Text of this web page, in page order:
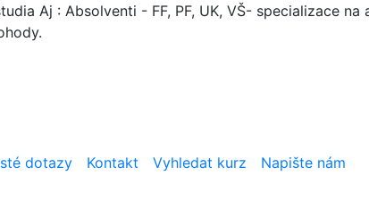
Aj : Absolventi - FF, PF, UK, VŠ- specializace
dotazy Kontakt Vyhledat kurz Napište nám